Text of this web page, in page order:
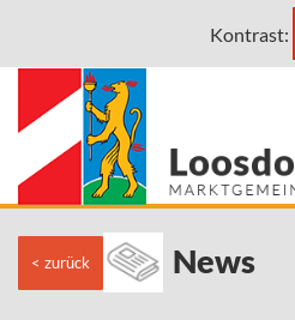
Kontrast:
< zurück News